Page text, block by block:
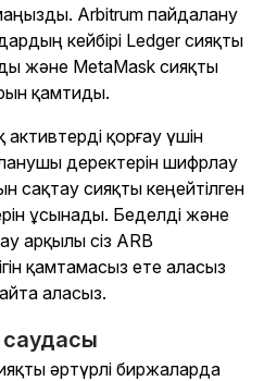
Arbitrum пайдалану
кейбірі Ledger сияқты
және MetaMask сияқты
қамтиды.
қорғау үшін
деректерін шифрлау
сақтау сияқты кеңейтілген
ұсынады. Беделді және
арқылы сіз ARB
қамтамасыз ете аласыз
аласыз.
әртүрлі биржаларда